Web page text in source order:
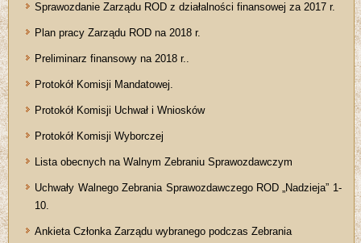
Sprawozdanie Zarządu ROD z działalności finansowej za 2017 r.
Plan pracy Zarządu ROD na 2018 r.
Preliminarz finansowy na 2018 r..
Protokół Komisji Mandatowej.
Protokół Komisji Uchwał i Wniosków
Protokół Komisji Wyborczej
Lista obecnych na Walnym Zebraniu Sprawozdawczym
Uchwały Walnego Zebrania Sprawozdawczego ROD „Nadzieja” 1-
10.
Ankieta Członka Zarządu wybranego podczas Zebrania